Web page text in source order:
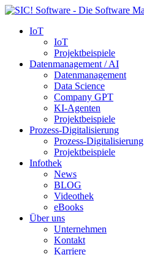
IoT
IoT
Projektbeispiele
Datenmanagement / AI
Datenmanagement
Data Science
Company GPT
KI-Agenten
Projektbeispiele
Prozess-Digitalisierung
Prozess-Digitalisierung
Projektbeispiele
Infothek
News
BLOG
Videothek
eBooks
Über uns
Unternehmen
Kontakt
Karriere